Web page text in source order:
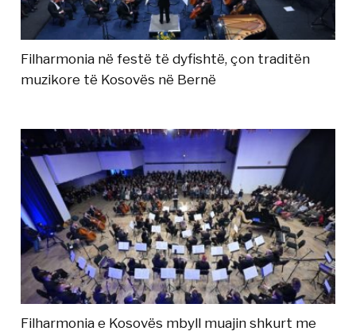
Filharmonia në festë të dyfishtë, çon traditën
muzikore të Kosovës në Bernë
Filharmonia e Kosovës mbyll muajin shkurt me